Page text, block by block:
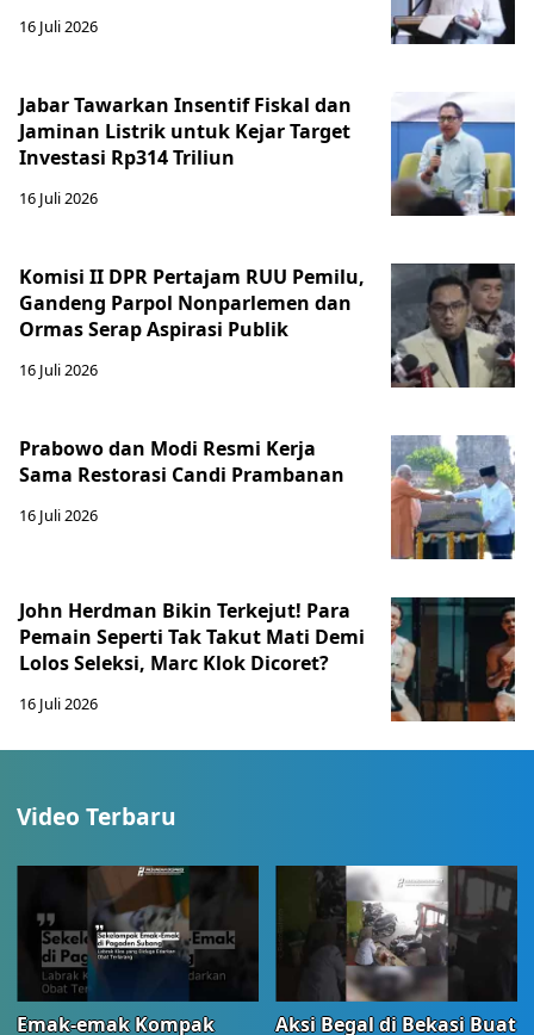
16 Juli 2026
Jabar Tawarkan Insentif Fiskal dan
Jaminan Listrik untuk Kejar Target
Investasi Rp314 Triliun
16 Juli 2026
Komisi II DPR Pertajam RUU Pemilu,
Gandeng Parpol Nonparlemen dan
Ormas Serap Aspirasi Publik
16 Juli 2026
Prabowo dan Modi Resmi Kerja
Sama Restorasi Candi Prambanan
16 Juli 2026
John Herdman Bikin Terkejut! Para
Pemain Seperti Tak Takut Mati Demi
Lolos Seleksi, Marc Klok Dicoret?
16 Juli 2026
Video Terbaru
Emak-emak Kompak
Aksi Begal di Bekasi Buat